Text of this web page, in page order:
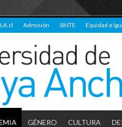
Admisión SINTE Equidad e
GÉNERO CULTURA